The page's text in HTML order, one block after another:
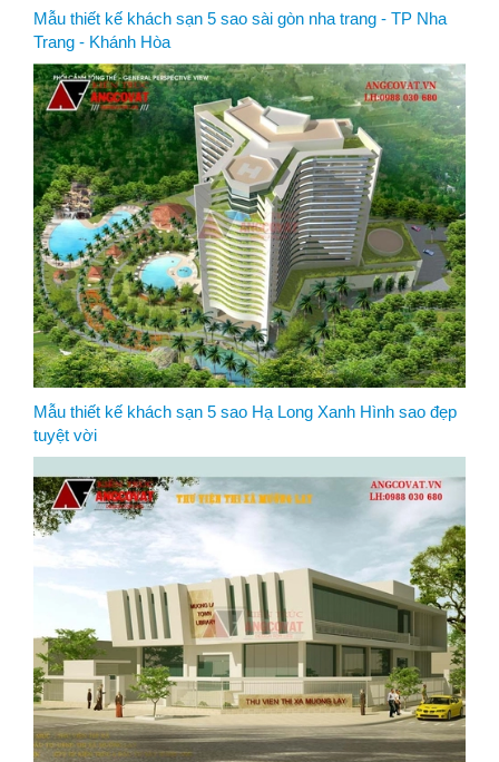
Mẫu thiết kế khách sạn 5 sao sài gòn nha trang - TP Nha
Trang - Khánh Hòa
Mẫu thiết kế khách sạn 5 sao Hạ Long Xanh Hình sao đẹp
tuyệt vời